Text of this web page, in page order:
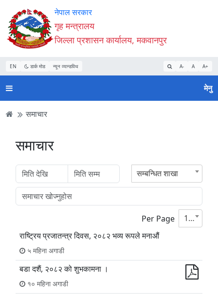
Accessibility
Mode
सुरु
गर्नुहोस्
सामाग्री
पढ्नुहाेस्
नेभिगेसन
पढ्नुहाेस्
वेबसाइट
खोजमा
जानुहोस्
नेपाल सरकार
गृह मन्त्रालय
जिल्ला प्रशासन कार्यालय, मकवानपुर
EN डार्क मोड न्यून व्यान्डविथ A- A A+
मेनु
समाचार
समाचार
सम्बन्धित शाखा
Per Page
10
राष्ट्रिय प्रजातन्त्र दिवस, २०८२ भव्य रूपले मनाऔं
५ महिना अगाडी
बडा दशैं, २०८२ को शुभकामना ।
१० महिना अगाडी